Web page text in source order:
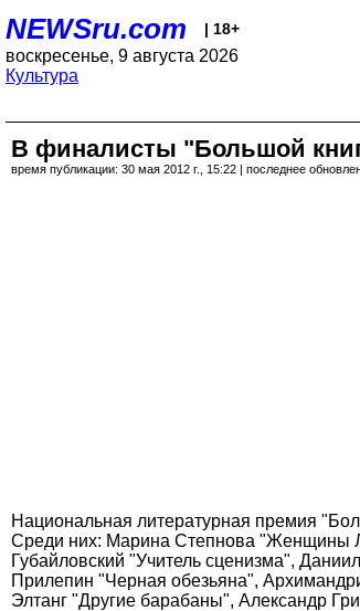
NEWSru.com | 18+
воскресенье, 9 августа 2026
Культура
В финалисты "Большой
время публикации: 30 мая 2012 г., 15:22 | последнее
Национальная литературная премия
Среди них: Марина Степнова "Женщины
Губайловский "Учитель сценизма",
Прилепин "Черная обезьяна",
Элтанг "Другие барабаны", Александр